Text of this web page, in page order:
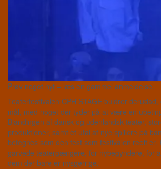
Prøv noget nyt – læs en gammel anmeldelse.
Teaterfestivalen CPH STAGE buldrer
mål, med noget der tyder på at være en
Blandingen af dansk og udenlandsk teater,
produktioner, samt et utal af nye spillere på
betegnes som den fest som festivalen reelt er.
garvede teatergængere, for nybegyndere, for
dem der bare er nysgerrige.